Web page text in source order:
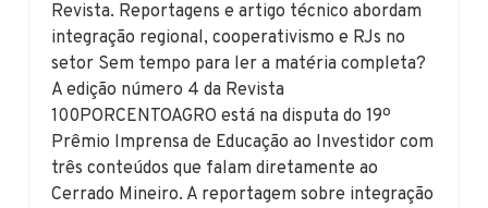
Revista. Reportagens e artigo técnico abordam
integração regional, cooperativismo e RJs no
setor Sem tempo para ler a matéria completa?
A edição número 4 da Revista
100PORCENTOAGRO está na disputa do 19º
Prêmio Imprensa de Educação ao Investidor com
três conteúdos que falam diretamente ao
Cerrado Mineiro. A reportagem sobre integração